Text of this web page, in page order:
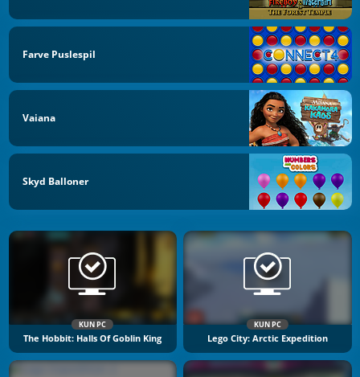
Farve Puslespil
Vaiana
Skyd Balloner
KUN PC
The Hobbit: Halls Of Goblin King
KUN PC
Lego City: Arctic Expedition